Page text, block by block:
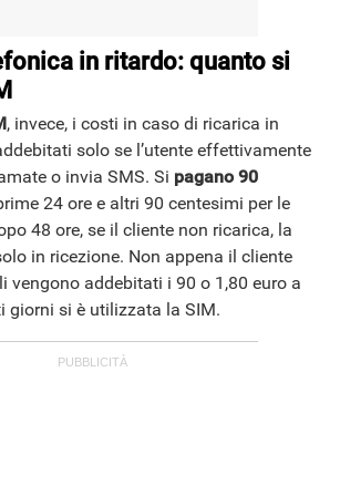
in ritardo: quanto si
, invece, i costi in caso di ricarica in
solo se l’utente effettivamente
o invia SMS. Si pagano 90
24 ore e altri 90 centesimi per le
48 ore, se il cliente non ricarica, la
in ricezione. Non appena il cliente
vengono addebitati i 90 o 1,80 euro a
giorni si è utilizzata la SIM.